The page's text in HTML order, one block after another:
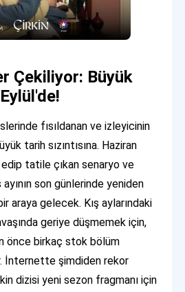
Çekiliyor: Büyük
fısıldanan ve izleyicinin
tarih sızıntısına. Haziran
tatile çıkan senaryo ve
son günlerinde yeniden
araya gelecek. Kış aylarındaki
geriye düşmemek için,
önce birkaç stok bölüm
İnternette şimdiden rekor
dizisi yeni sezon fragmanı için